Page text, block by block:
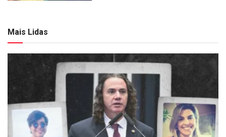
Mais Lidas